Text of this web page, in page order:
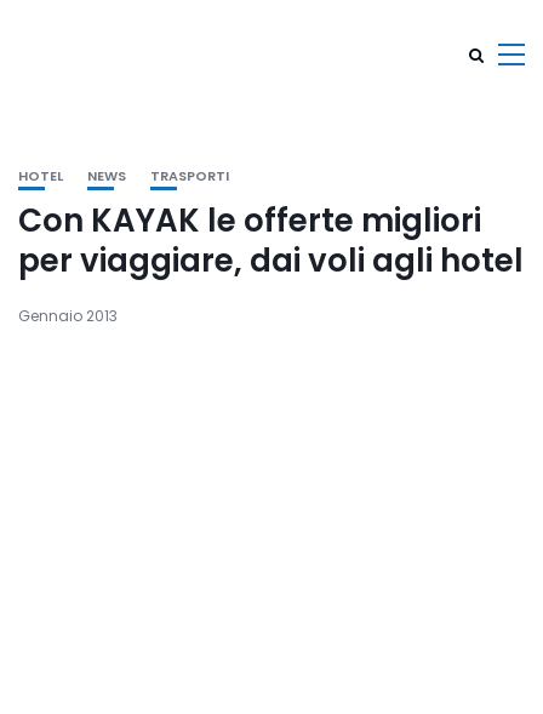
HOTEL NEWS TRASPORTI
Con KAYAK le offerte migliori
per viaggiare, dai voli agli hotel
Gennaio 2013